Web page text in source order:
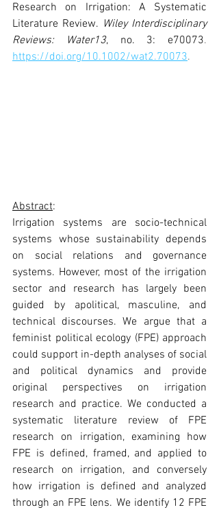
Research on Irrigation: A Systematic
Literature Review. Wiley Interdisciplinary
Reviews: Water13, no. 3: e70073
https://doi.org/10.1002/wat2.70073.
Abstract:
Irrigation systems are socio-technical
systems whose sustainability depends
on social relations and governance
systems. However, most of the irrigation
sector and research has largely been
guided by apolitical, masculine, and
technical discourses. We argue that a
feminist political ecology (FPE) approach
could support in-depth analyses of social
and political dynamics and provide
original perspectives on irrigation
research and practice. We conducted a
systematic literature review of FPE
research on irrigation, examining how
FPE is defined, framed, and applied to
research on irrigation, and conversely
how irrigation is defined and analyzed
through an FPE lens. We identify 12 FPE